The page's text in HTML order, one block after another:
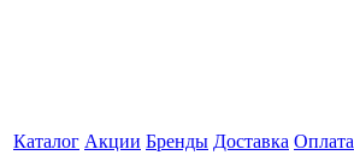
Каталог Акции Бренды Доставка Оплата